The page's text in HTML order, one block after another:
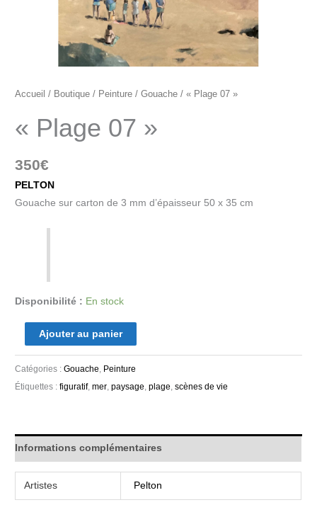
Accueil / Boutique / Peinture /Gouache / « Plage 07 »
« Plage 07 »
350€
PELTON
Gouache sur carton de 3 mm d’épaisseur 50 x 35 cm
Disponibilité : En stock
Ajouter au panier
Catégories :Gouache Peinture
Étiquettes :figuratif,mer ,paysage ,plage ,scènes de vie
Informations complémentaires
Artistes Pelton